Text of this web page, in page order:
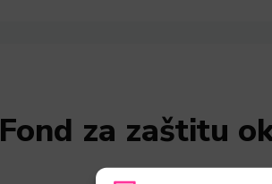
Fond za zaštitu